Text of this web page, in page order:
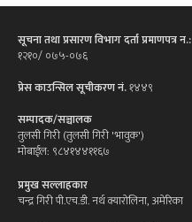
सूचना तथा प्रसारण विभाग दर्ता प्रमाणपत्र न.:
१२१०/ ०७५-०७६
प्रेस काउन्सिल सूचीकरण नं.१४४९
सम्पादक/सञ्चालक
तुलसी गिरी (तुलसी गिरी 'भावुक')
मोबाईल: ९८४१४४११६७
प्रमुख सल्लाहकार
चन्द्र गिरी पी.एच.डी. नर्थ क्यारोलिना, अमेरिका